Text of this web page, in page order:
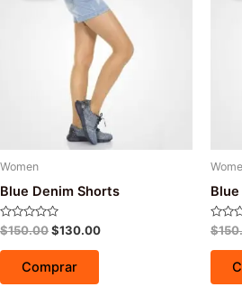
Women
Blue Denim Shorts
Avaliação
0
de
$150.00$130.00
Comprar
0
de
$